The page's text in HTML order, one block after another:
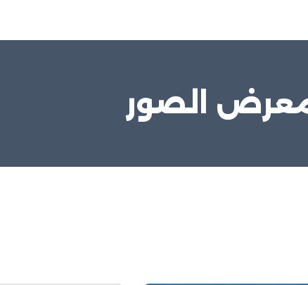
الصور